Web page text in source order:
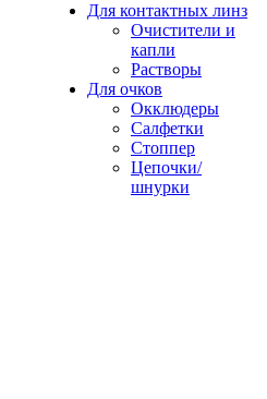
Для контактных линз
Очистители и
капли
Растворы
Для очков
Окклюдеры
Салфетки
Стоппер
Цепочки/
шнурки